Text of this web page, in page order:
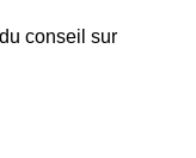
conseil sur